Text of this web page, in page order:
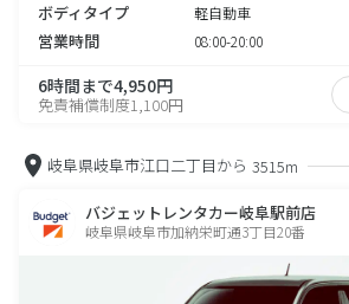
ボディタイプ 軽自動車
営業時間 08:00-20:00
6時間まで4,950円
免責補償制度1,100円
岐阜県岐阜市江口二丁目から 3515m
バジェットレンタカー岐阜駅前店
岐阜県岐阜市加納栄町通3丁目20番